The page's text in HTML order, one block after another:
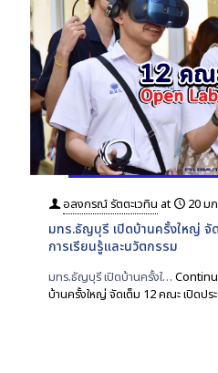
อลงกรณ์ รัตตะเวทิน at 20 ม
มทร.ธัญบุรี เปิดบ้านครั้งใหญ่ จั
การเรียนรู้และนวัตกรรม
มทร.ธัญบุรี เปิดบ้านครั้งใ…
บ้านครั้งใหญ่ จัดเต็ม 12 คณะ เปิดปร